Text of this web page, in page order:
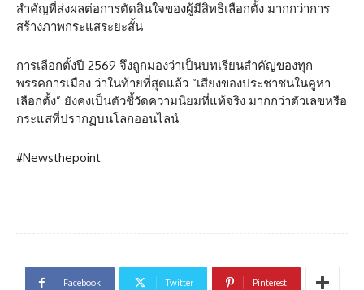
สำคัญที่ส่งผลต่อการตัดสินใจของผู้มีสิทธิเลือกตั้ง มากกว่าการ
สร้างภาพกระแสระยะสั้น
การเลือกตั้งปี 2569 จึงถูกมองว่าเป็นบทเรียนสำคัญของทุก
พรรคการเมือง ว่าในท้ายที่สุดแล้ว “เสียงของประชาชนในคูหา
เลือกตั้ง” ยังคงเป็นตัวชี้วัดความนิยมที่แท้จริง มากกว่าตัวเลขหรือ
กระแสที่ปรากฏบนโลกออนไลน์
#Newsthepoint
Facebook Twitter Pinterest